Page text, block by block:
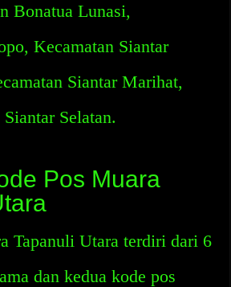
Bonatua Lunasi,
Kecamatan Siantar
Siantar Marihat,
Selatan.
Pos Muara
Tapanuli Utara terdiri dari 6
dan kedua kode pos